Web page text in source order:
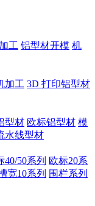
工 铝型材开模 机
加工 3D 打印铝型材
型材 欧标铝型材 模
水线型材
40/50系列 欧标20系
宽10系列 围栏系列